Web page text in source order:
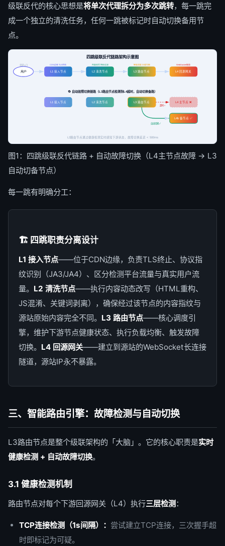
级联反代的核心思想是将单次代理拆分为多次跳转，每一跳完
成一个独立的清洗任务，任何一跳被标记时自动切换备用节
点。
四跳级联反代链路架构示意图
用户
请求入口
L1 接入节点
CDN边缘 TLS终结
L2 清洗节点
内容改写 特征过滤
L3 路由节点
智能调度 负载均衡
L4 回源网关
WebSocket隧道
🔁 自动故障切换链路（L3路由节点检测到L4超时，自动切换备路）
L1 接入节点 L2 清洗节点 L3 路由节点 L4 主节点 ❌
L4b 备节点 ✅
超时 ×
自动切换 ✓
L3路由节点通过健康检测实时感知下游状态，故障切换延迟 < 500ms
图1：四跳级联反代链路 + 自动故障切换（L4主节点故障 → L3
自动切备节点）
每一跳有明确分工：
🏗️ 四跳职责分离设计
L1 接入节点——位于CDN边缘，负责TLS终止、协议指
纹识别（JA3/JA4）、区分检测平台流量与真实用户流
量。 L2 清洗节点——执行内容动态改写（HTML重构、
JS混淆、关键词剥离），确保经过该节点的内容指纹与
源站原始内容完全不同。 L3 路由节点——核心调度引
擎，维护下游节点健康状态、执行负载均衡、触发故障
切换。 L4 回源网关——建立到源站的WebSocket长连接
隧道，源站IP永不暴露。
三、智能路由引擎：故障检测与自动切换
L3路由节点是整个级联架构的「大脑」。它的核心职责是实时
健康检测 + 自动故障切换。
3.1 健康检测机制
路由节点对每个下游回源网关（L4）执行三层检测 ：
TCP连接检测（1s间隔）： 尝试建立TCP连接，三次握手超
时即标记为可疑。